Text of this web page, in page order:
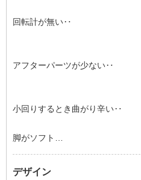
回転計が無い‥
アフターパーツが少ない‥
小回りするとき曲がり辛い‥
脚がソフト…
デザイン